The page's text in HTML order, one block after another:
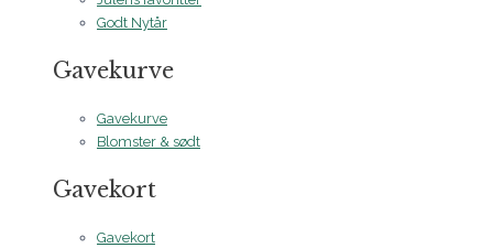
Godt Nytår
Gavekurve
Gavekurve
Blomster & sødt
Gavekort
Gavekort